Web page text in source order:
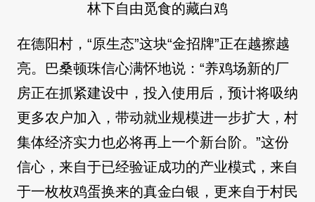
林下自由觅食的藏白鸡
在德阳村，“原生态”这块“金招牌”正在越擦越
亮。巴桑顿珠信心满怀地说：“养鸡场新的厂
房正在抓紧建设中，投入使用后，预计将吸纳
更多农户加入，带动就业规模进一步扩大，村
集体经济实力也必将再上一个新台阶。”这份
信心，来自于已经验证成功的产业模式，来自
于一枚枚鸡蛋换来的真金白银，更来自于村民